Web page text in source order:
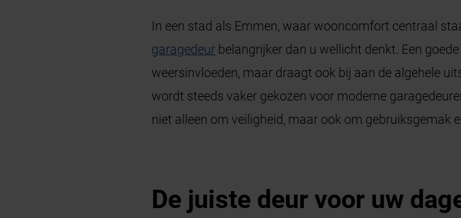
In een stad als Emmen, waar wooncomfort centraal
garagedeur belangrijker dan u wellicht denkt. Een
weersinvloeden, maar draagt ook bij aan de algehele
wordt steeds vaker gekozen voor moderne
niet alleen om veiligheid, maar ook om gebruiksgemak
De juiste deur voor uw